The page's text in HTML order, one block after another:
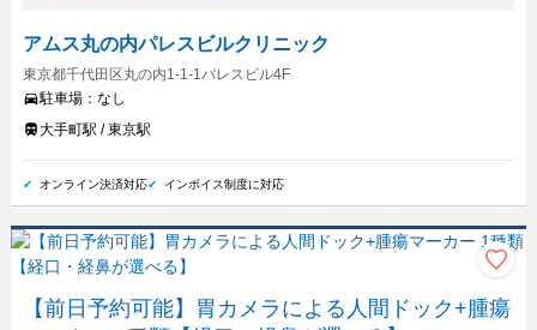
アムス丸の内パレスビルクリニック
東京都千代田区丸の内1-1-1パレスビル4F
駐車場： なし
大手町駅 / 東京駅
オンライン決済対応 インボイス制度に対応
【前日予約可能】胃カメラによる人間ドック+腫瘍